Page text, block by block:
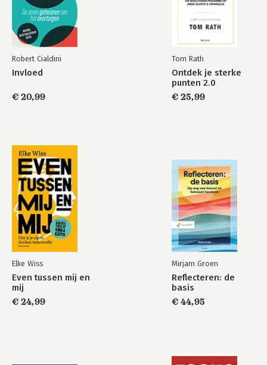
Transklasse Transklasse
Literatuur
Register
Robert Cialdini
Invloed
€ 20,99
Tom Rath
Ontdek je sterke
punten 2.0
€ 25,99
Elke Wiss
Even tussen mij en
mij
€ 24,99
Mirjam Groen
Reflecteren: de
basis
€ 44,95